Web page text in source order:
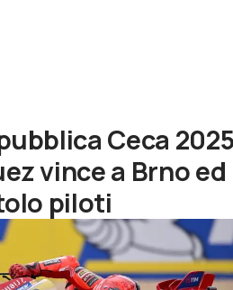
Ceca
vince a Brno ed
piloti